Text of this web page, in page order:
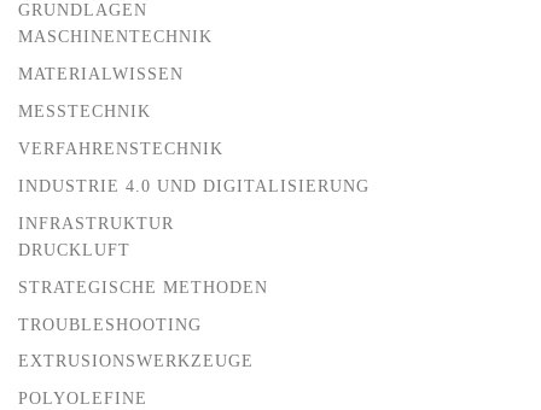
GRUNDLAGEN
MASCHINENTECHNIK
MATERIALWISSEN
MESSTECHNIK
VERFAHRENSTECHNIK
INDUSTRIE 4.0 UND DIGITALISIERUNG
INFRASTRUKTUR
DRUCKLUFT
STRATEGISCHE METHODEN
TROUBLESHOOTING
EXTRUSIONSWERKZEUGE
POLYOLEFINE